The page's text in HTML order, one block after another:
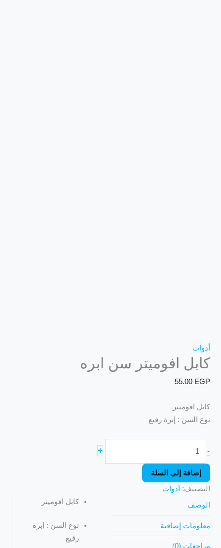
أدوات
كابل افوميتر سن ابره
55.00 EGP
كابل افوميتر
نوع السن : إبرة رفيع
-
+
إضافة إلى السلة
التصنيف:
أدوات
الوصف
معلومات إضافية
مراجعات (0)
كابل افوميتر
نوع السن : إبرة
رفيع